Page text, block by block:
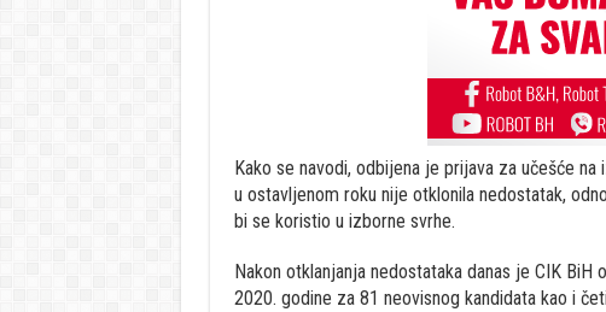
Kako se navodi, odbijena je prijava za učešće
u ostavljenom roku nije otklonila nedostatak,
bi se koristio u izborne svrhe.
Nakon otklanjanja nedostataka danas je CIK
2020. godine za 81 neovisnog kandidata kao i